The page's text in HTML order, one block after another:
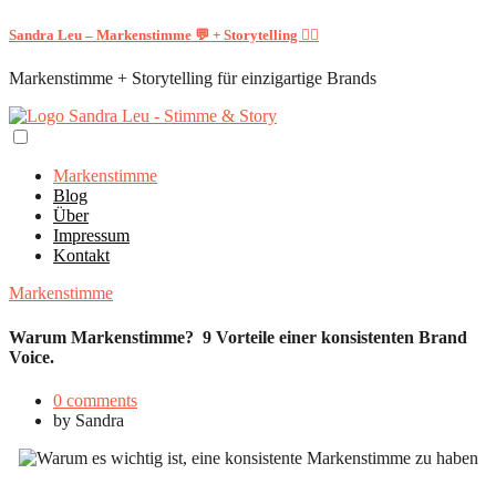
Sandra Leu – Markenstimme 💬 + Storytelling ✍🏻
Markenstimme + Storytelling für einzigartige Brands
Markenstimme
Blog
Über
Impressum
Kontakt
Markenstimme
Warum Markenstimme? 9 Vorteile einer konsistenten Brand
Voice.
0 comments
by Sandra